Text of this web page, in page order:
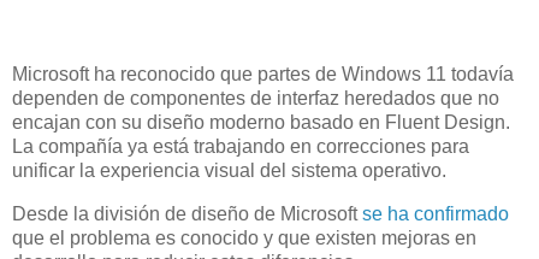
Microsoft ha reconocido que partes de Windows 11 todavía
dependen de componentes de interfaz heredados que no
encajan con su diseño moderno basado en Fluent Design.
La compañía ya está trabajando en correcciones para
unificar la experiencia visual del sistema operativo.
Desde la división de diseño de Microsoftse ha confirmado
que el problema es conocido y que existen mejoras en